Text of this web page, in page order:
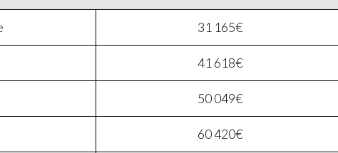
31 165€
41 618€
50 049€
60 420€